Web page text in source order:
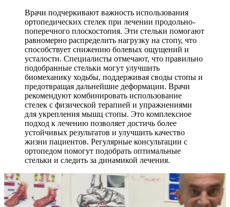
Врачи подчеркивают важность использования
ортопедических стелек при лечении продольно-
поперечного плоскостопия. Эти стельки помогают
равномерно распределить нагрузку на стопу, что
способствует снижению болевых ощущений и
усталости. Специалисты отмечают, что правильно
подобранные стельки могут улучшить
биомеханику ходьбы, поддерживая своды стопы и
предотвращая дальнейшие деформации. Врачи
рекомендуют комбинировать использование
стелек с физической терапией и упражнениями
для укрепления мышц стопы. Это комплексное
подход к лечению позволяет достичь более
устойчивых результатов и улучшить качество
жизни пациентов. Регулярные консультации с
ортопедом помогут подобрать оптимальные
стельки и следить за динамикой лечения.